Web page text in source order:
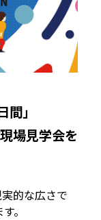
」
場見学会を
的な広さで
。